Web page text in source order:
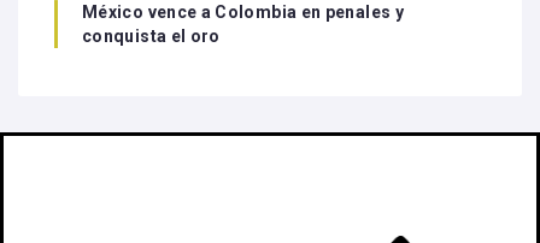
México vence a Colombia en penales y
conquista el oro